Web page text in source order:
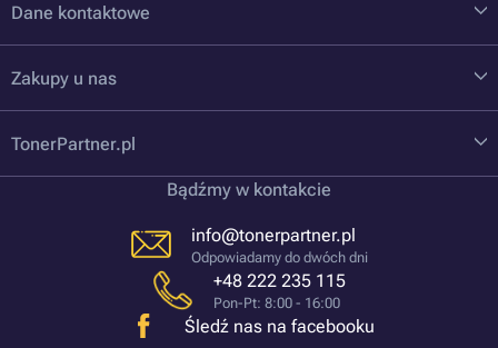
Dane kontaktowe
Zakupy u nas
TonerPartner.pl
Bądźmy w kontakcie
info@tonerpartner.pl
Odpowiadamy do dwóch dni
+48 222 235 115
Pon-Pt: 8:00 - 16:00
Śledź nas na facebooku